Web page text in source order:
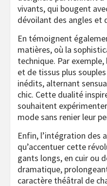
vivants, qui bougent
dévoilant des angles et
En témoignent
matières, où la
technique. Par
et de tissus plus
inédits, alternant
chic. Cette dualité
souhaitent
mode sans renier leur
Enfin, l’intégration des
qu’accentuer cette
gants longs, en cuir ou
dramatique,
caractère théâtral de